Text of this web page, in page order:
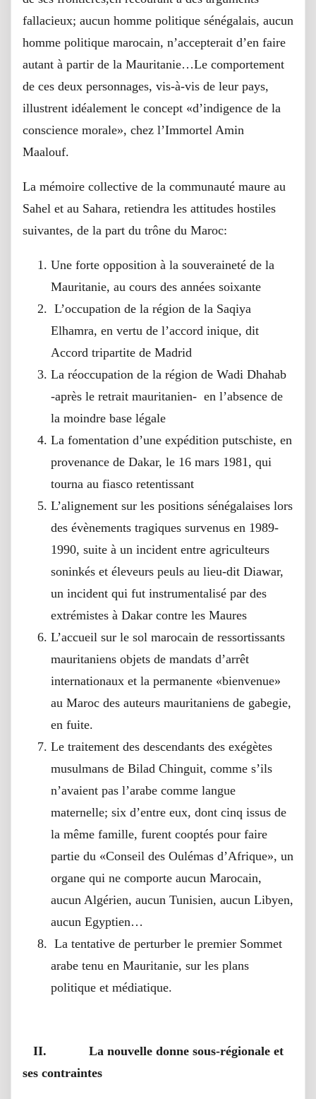
fallacieux; aucun homme politique sénégalais, aucun
homme politique marocain, n’accepterait d’en faire
autant à partir de la Mauritanie…Le comportement
de ces deux personnages, vis-à-vis de leur pays,
illustrent idéalement le concept «d’indigence de la
conscience morale», chez l’Immortel Amin
Maalouf.
La mémoire collective de la communauté maure au
Sahel et au Sahara, retiendra les attitudes hostiles
suivantes, de la part du trône du Maroc:
Une forte opposition à la souveraineté de la
Mauritanie, au cours des années soixante
L’occupation de la région de la Saqiya
Elhamra, en vertu de l’accord inique, dit
Accord tripartite de Madrid
La réoccupation de la région de Wadi Dhahab
-après le retrait mauritanien- en l’absence de
la moindre base légale
La fomentation d’une expédition putschiste, en
provenance de Dakar, le 16 mars 1981, qui
tourna au fiasco retentissant
L’alignement sur les positions sénégalaises lors
des évènements tragiques survenus en 1989-
1990, suite à un incident entre agriculteurs
soninkés et éleveurs peuls au lieu-dit Diawar,
un incident qui fut instrumentalisé par des
extrémistes à Dakar contre les Maures
L’accueil sur le sol marocain de ressortissants
mauritaniens objets de mandats d’arrêt
internationaux et la permanente «bienvenue»
au Maroc des auteurs mauritaniens de gabegie,
en fuite.
Le traitement des descendants des exégètes
musulmans de Bilad Chinguit, comme s’ils
n’avaient pas l’arabe comme langue
maternelle; six d’entre eux, dont cinq issus de
la même famille, furent cooptés pour faire
partie du «Conseil des Oulémas d’Afrique», un
organe qui ne comporte aucun Marocain,
aucun Algérien, aucun Tunisien, aucun Libyen,
aucun Egyptien…
La tentative de perturber le premier Sommet
arabe tenu en Mauritanie, sur les plans
politique et médiatique.
II. La nouvelle donne sous-régionale et
ses contraintes